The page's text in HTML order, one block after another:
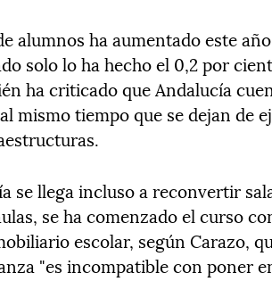
alumnos ha aumentado este
solo lo ha hecho el 0,2 por
ha criticado que Andalucía
mismo tiempo que se dejan de
se llega incluso a reconvertir
se ha comenzado el curso
escolar, según Carazo,
"es incompatible con poner